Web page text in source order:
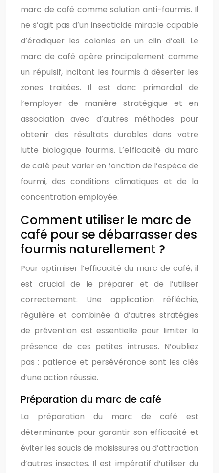
marc de café comme solution anti-fourmis. Il
ne s’agit pas d’un insecticide miracle capable
d’éradiquer les colonies en un clin d’œil. Le
marc de café opère principalement comme
un répulsif, incitant les fourmis à déserter les
zones traitées. Il est donc primordial de
l’employer de manière stratégique et en
association avec d’autres méthodes pour
obtenir des résultats durables dans votre
lutte biologique fourmis. L’efficacité du marc
de café peut varier en fonction de l’espèce de
fourmi, des conditions climatiques et de la
concentration employée.
Comment utiliser le marc de
café pour se débarrasser des
fourmis naturellement ?
Pour optimiser l’efficacité du marc de café, il
est crucial de le préparer et de l’utiliser
correctement. Une application réfléchie,
régulière et combinée à d’autres stratégies
de prévention est essentielle pour limiter la
présence de ces petites intruses. N’oubliez
pas : patience et persévérance sont les clés
d’une action réussie.
Préparation du marc de café
La préparation du marc de café est
déterminante pour garantir son efficacité et
éviter les soucis de moisissures ou d’attraction
d’autres insectes. Il est impératif d’utiliser du